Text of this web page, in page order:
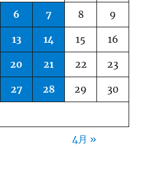
6 7 8 9
13 14 15 16
20 21 22 23
27 28 29 30
4月 »